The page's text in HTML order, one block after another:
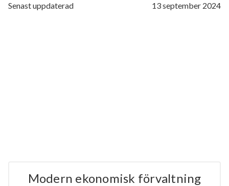
Senast uppdaterad 13 september 2024
Modern ekonomisk förvaltning